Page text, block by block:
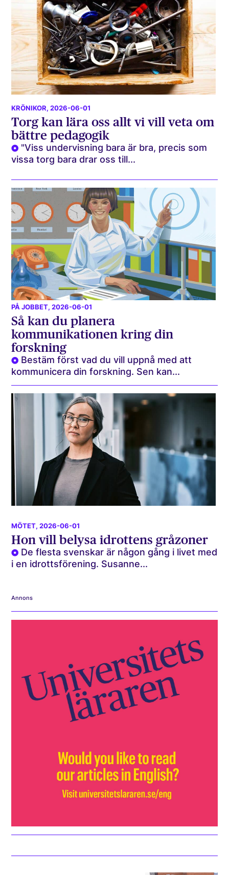
KRÖNIKOR, 2026-06-01
Torg kan lära oss allt vi vill veta om
bättre pedagogik
"Viss undervisning bara är bra, precis som
vissa torg bara drar oss till...
PÅ JOBBET, 2026-06-01
Så kan du planera
kommunikationen kring din
forskning
Bestäm först vad du vill uppnå med att
kommunicera din forskning. Sen kan...
MÖTET, 2026-06-01
Hon vill belysa idrottens gråzoner
De flesta svenskar är någon gång i livet med
i en idrottsförening. Susanne...
Annons